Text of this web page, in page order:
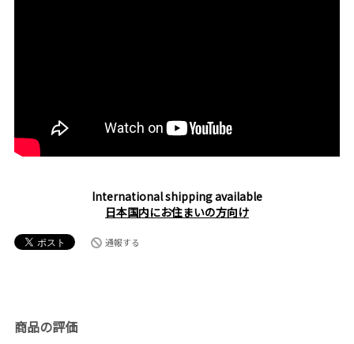
International shipping available
日本国内にお住まいの方向け
通報する
商品の評価